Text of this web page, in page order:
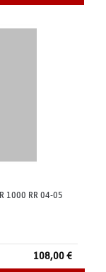
1000 RR 04-05
108,00 €